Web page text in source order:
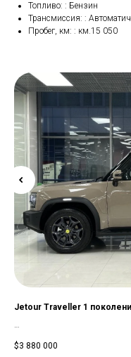
Топливо: : Бензин
Трансмиссия: :
Пробег, км: : км.15 050
Jetour Traveller 1
Кузов: Внедорожник 5 дв.
$3 880 000